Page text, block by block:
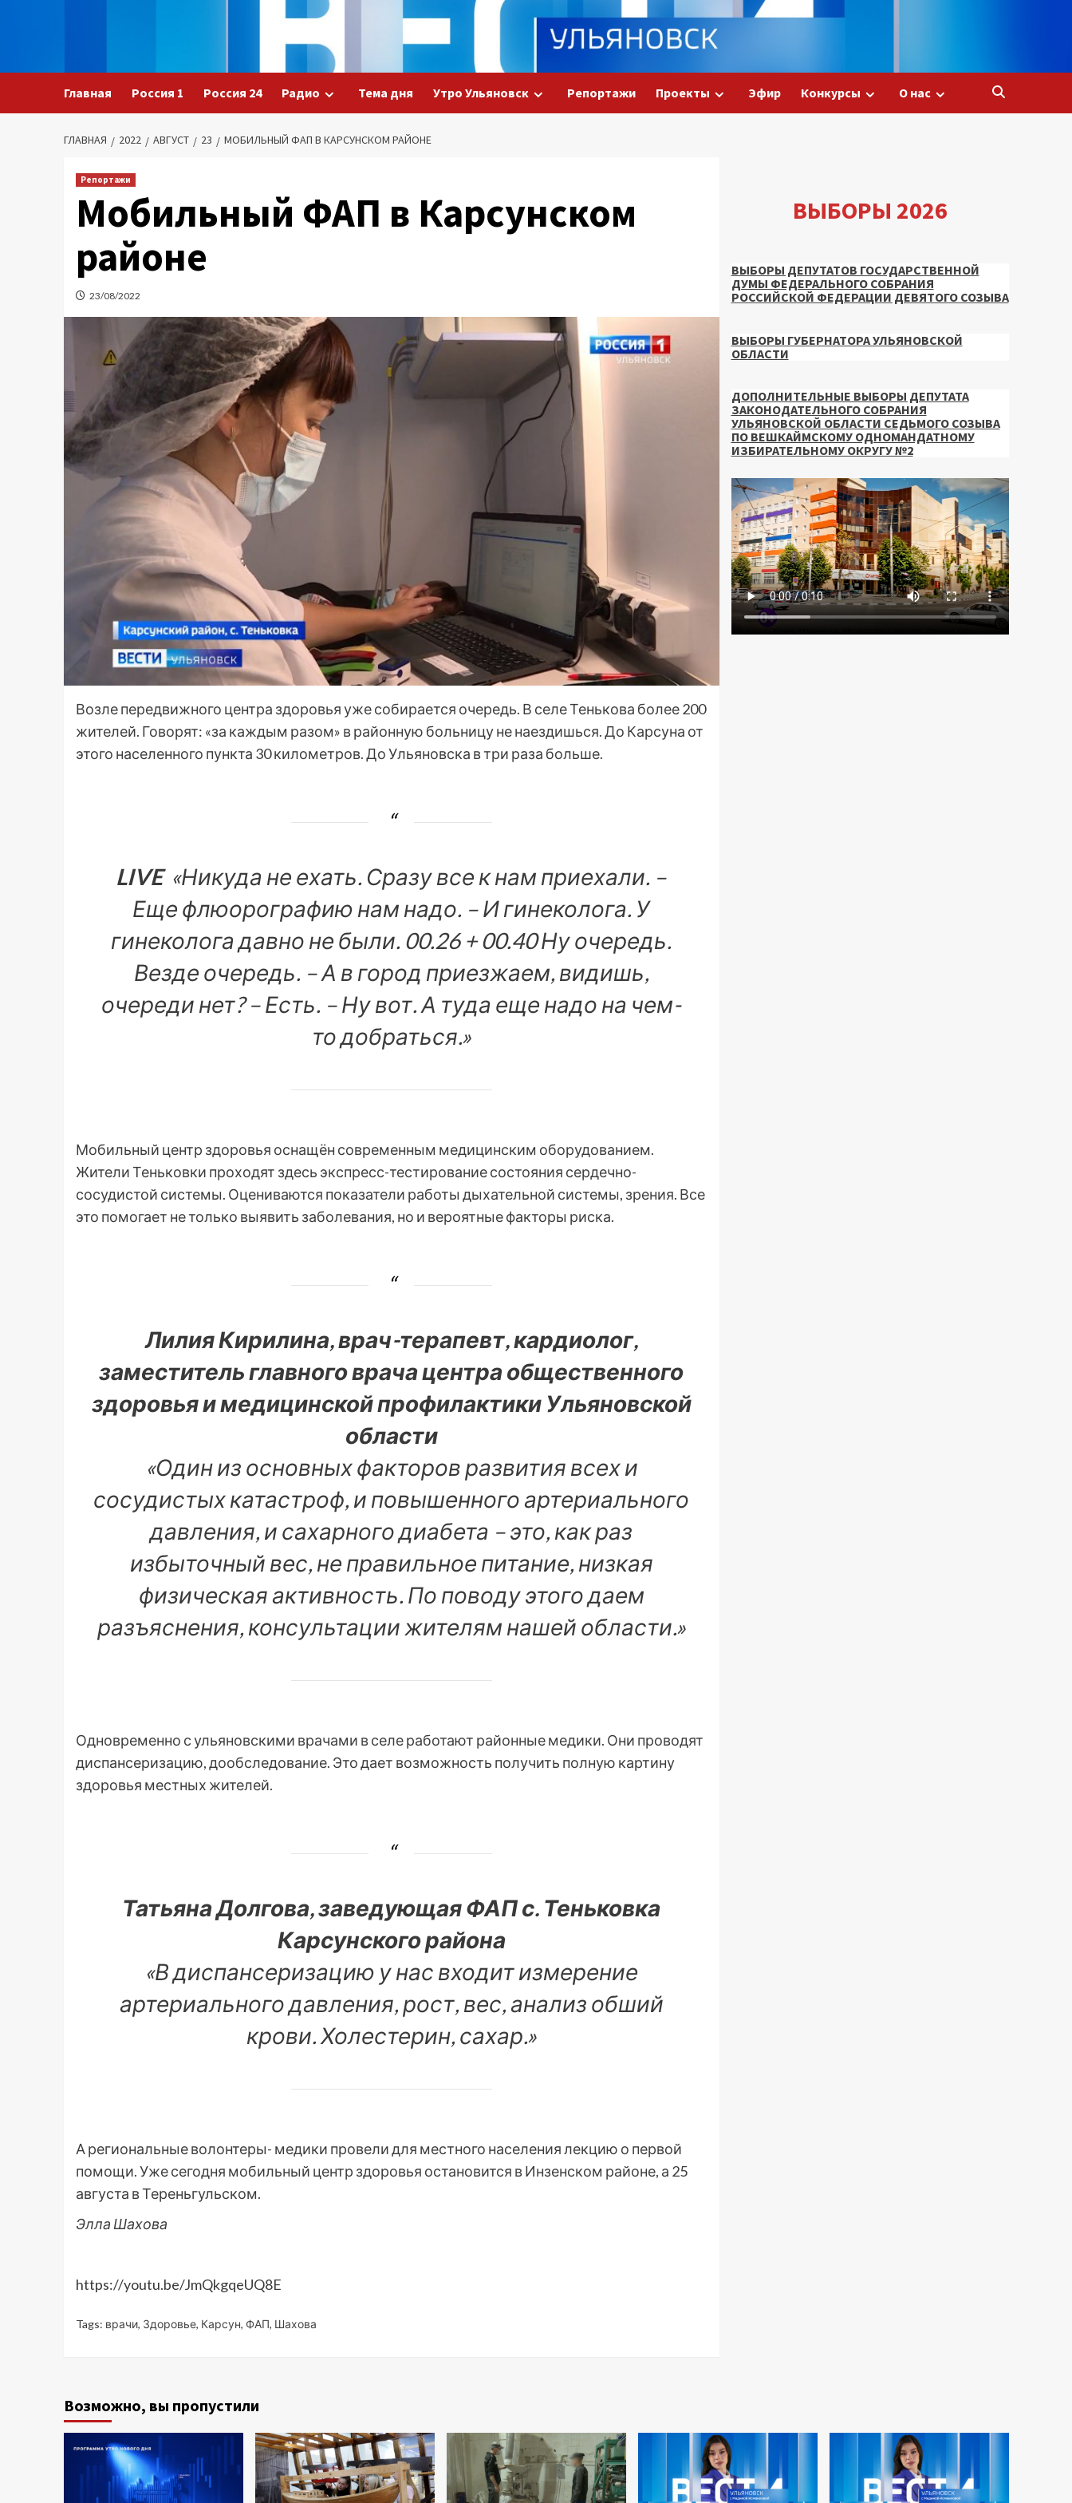
Главная Россия 1 Россия 24 Радио Тема дня Утро Ульяновск Репортажи Проекты Эфир Конкурсы О нас
ГЛАВНАЯ 2022 АВГУСТ 23 МОБИЛЬНЫЙ ФАП В КАРСУНСКОМ РАЙОНЕ
Репортажи
Мобильный ФАП в Карсунском
районе
23/08/2022
Возле передвижного центра здоровья уже собирается очередь. В селе Тенькова более 200
жителей. Говорят: «за каждым разом» в районную больницу не наездишься. До Карсуна от
этого населенного пункта 30 километров. До Ульяновска в три раза больше.
LIVE «Никуда не ехать. Сразу все к нам приехали. –
Еще флюорографию нам надо. – И гинеколога. У
гинеколога давно не были. 00.26 + 00.40 Ну очередь.
Везде очередь. – А в город приезжаем, видишь,
очереди нет? – Есть. – Ну вот. А туда еще надо на чем-
то добраться.»
Мобильный центр здоровья оснащён современным медицинским оборудованием.
Жители Теньковки проходят здесь экспресс-тестирование состояния сердечно-
сосудистой системы. Оцениваются показатели работы дыхательной системы, зрения. Все
это помогает не только выявить заболевания, но и вероятные факторы риска.
Лилия Кирилина, врач-терапевт, кардиолог,
заместитель главного врача центра общественного
здоровья и медицинской профилактики Ульяновской
области
«Один из основных факторов развития всех и
сосудистых катастроф, и повышенного артериального
давления, и сахарного диабета – это, как раз
избыточный вес, не правильное питание, низкая
физическая активность. По поводу этого даем
разъяснения, консультации жителям нашей области.»
Одновременно с ульяновскими врачами в селе работают районные медики. Они проводят
диспансеризацию, дообследование. Это дает возможность получить полную картину
здоровья местных жителей.
Татьяна Долгова, заведующая ФАП с. Теньковка
Карсунского района
«В диспансеризацию у нас входит измерение
артериального давления, рост, вес, анализ обший
крови. Холестерин, сахар.»
А региональные волонтеры- медики провели для местного населения лекцию о первой
помощи. Уже сегодня мобильный центр здоровья остановится в Инзенском районе, а 25
августа в Тереньгульском.
Элла Шахова
https://youtu.be/JmQkgqeUQ8E
Tags: врачи, Здоровье, Карсун, ФАП, Шахова
ВЫБОРЫ 2026
ВЫБОРЫ ДЕПУТАТОВ ГОСУДАРСТВЕННОЙ
ДУМЫ ФЕДЕРАЛЬНОГО СОБРАНИЯ
РОССИЙСКОЙ ФЕДЕРАЦИИ ДЕВЯТОГО СОЗЫВА
ВЫБОРЫ ГУБЕРНАТОРА УЛЬЯНОВСКОЙ
ОБЛАСТИ
ДОПОЛНИТЕЛЬНЫЕ ВЫБОРЫ ДЕПУТАТА
ЗАКОНОДАТЕЛЬНОГО СОБРАНИЯ
УЛЬЯНОВСКОЙ ОБЛАСТИ СЕДЬМОГО СОЗЫВА
ПО ВЕШКАЙМСКОМУ ОДНОМАНДАТНОМУ
ИЗБИРАТЕЛЬНОМУ ОКРУГУ №2
Возможно, вы пропустили